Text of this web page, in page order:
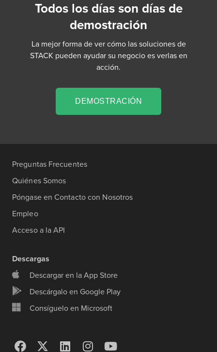
Todos los días son días de
demostración
La mejor forma de ver cómo las soluciones de
STACK pueden ayudar su negocio es verlas en
acción.
DEMOSTRACIÓN
Preguntas Frecuentes
Quiénes Somos
Póngase en Contacto con Nosotros
Empleo
Acceso a la API
Descargas
Descargar en la App Store
Descárgalo en Google Play
Consíguelo en Microsoft